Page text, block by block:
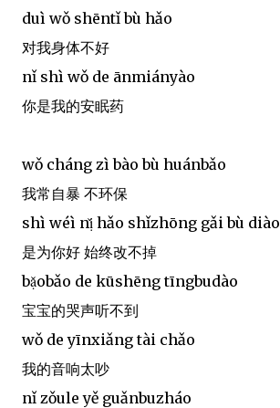
duì wǒ shēntǐ bù hǎo
对我身体不好
nǐ shì wǒ de ānmiányào
你是我的安眠药
wǒ cháng zì bào bù huánbǎo
我常自暴 不环保
shì wéì nị̌ hǎo shǐzhōng gǎi bù diào
是为你好 始终改不掉
bạ̌obǎo de kūshēng tīngbudào
宝宝的哭声听不到
wǒ de yīnxiǎng tài chǎo
我的音响太吵
nǐ zǒule yě guǎnbuzháo